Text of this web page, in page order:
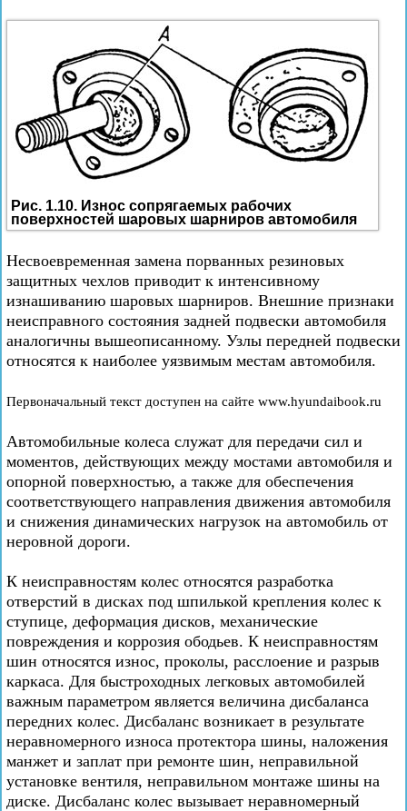
Рис. 1.10. Износ сопрягаемых рабочих
поверхностей шаровых шарниров автомобиля
Несвоевременная замена порванных резиновых
защитных чехлов приводит к интенсивному
изнашиванию шаровых шарниров. Внешние признаки
неисправного состояния задней подвески автомобиля
аналогичны вышеописанному. Узлы передней подвески
относятся к наиболее уязвимым местам автомобиля.
Первоначальный текст доступен на сайте www.hyundaibook.ru
Автомобильные колеса служат для передачи сил и
моментов, действующих между мостами автомобиля и
опорной поверхностью, а также для обеспечения
соответствующего направления движения автомобиля
и снижения динамических нагрузок на автомобиль от
неровной дороги.
К неисправностям колес относятся разработка
отверстий в дисках под шпилькой крепления колес к
ступице, деформация дисков, механические
повреждения и коррозия ободьев. К неисправностям
шин относятся износ, проколы, расслоение и разрыв
каркаса. Для быстроходных легковых автомобилей
важным параметром является величина дисбаланса
передних колес. Дисбаланс возникает в результате
неравномерного износа протектора шины, наложения
манжет и заплат при ремонте шин, неправильной
установке вентиля, неправильном монтаже шины на
диске. Дисбаланс колес вызывает неравномерный